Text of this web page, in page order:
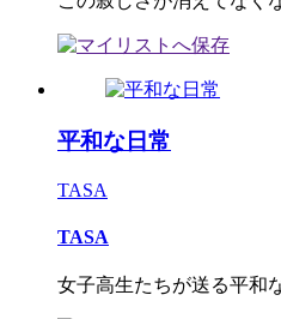
平和な日常
TASA
TASA
女子高生たちが送る平和